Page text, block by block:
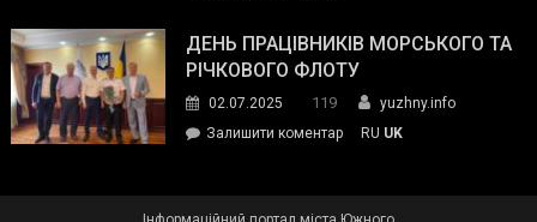
Південного
зустрілася
представниками
молодіжної
обговорювали
ДЕНЬ ПРАЦІВНИКІВ МОРСЬКОГО ТА
РІЧКОВОГО ФЛОТУ
02.07.2025 119
yuzhny.info
Залишити коментарon
RU UK